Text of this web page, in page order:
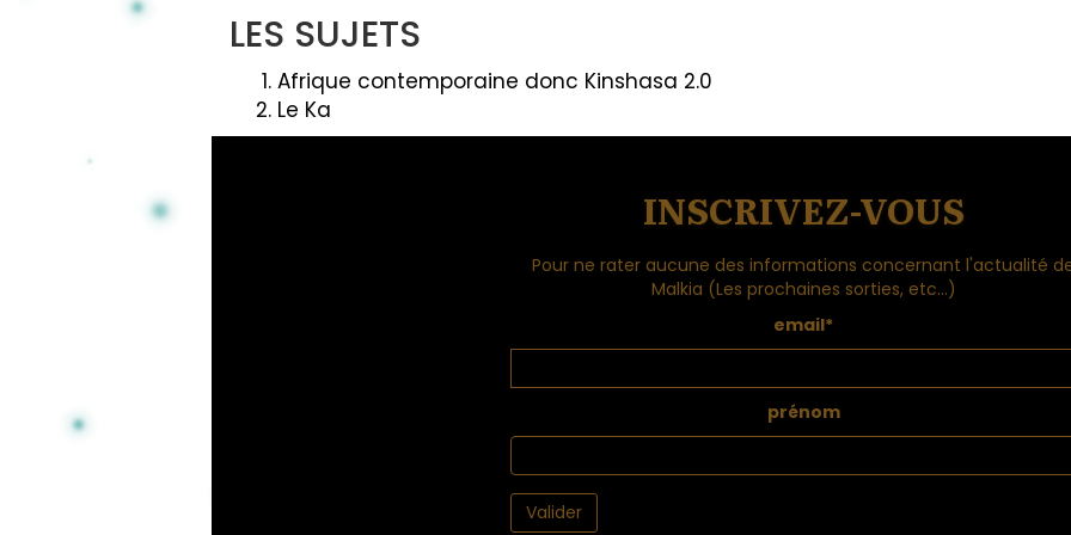
LES SUJETS
Afrique contemporaine donc Kinshasa 2.0
Le Ka
INSCRIVEZ-VOUS
Pour ne rater aucune des informations concernant l'actualité
Malkia (Les prochaines sorties, etc...)
email*
prénom